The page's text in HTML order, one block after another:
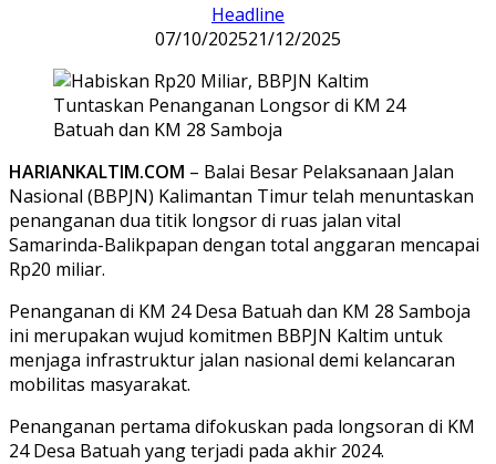
Headline
07/10/202521/12/2025
HARIANKALTIM.COM – Balai Besar Pelaksanaan Jalan
Nasional (BBPJN) Kalimantan Timur telah menuntaskan
penanganan dua titik longsor di ruas jalan vital
Samarinda-Balikpapan dengan total anggaran mencapai
Rp20 miliar.
Penanganan di KM 24 Desa Batuah dan KM 28 Samboja
ini merupakan wujud komitmen BBPJN Kaltim untuk
menjaga infrastruktur jalan nasional demi kelancaran
mobilitas masyarakat.
Penanganan pertama difokuskan pada longsoran di KM
24 Desa Batuah yang terjadi pada akhir 2024.